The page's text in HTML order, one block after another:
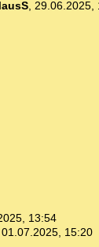
, 29.06.2025,
13:54
01.07.2025, 15:20